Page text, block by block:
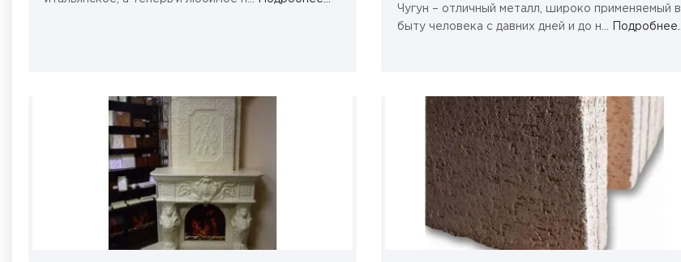
Чугун – отличный металл, широко применяемый в
быту человека с давних дней и до н...
Подробнее...